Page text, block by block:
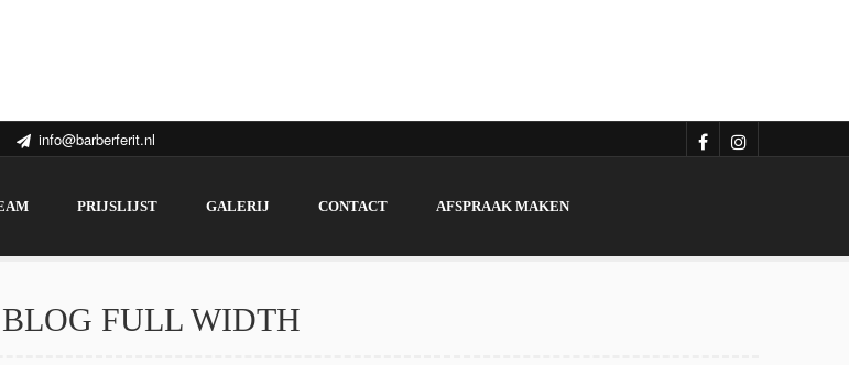
info@barberferit.nl
PRIJSLIJST GALERIJ CONTACT AFSPRAAK MAKEN
FULL WIDTH